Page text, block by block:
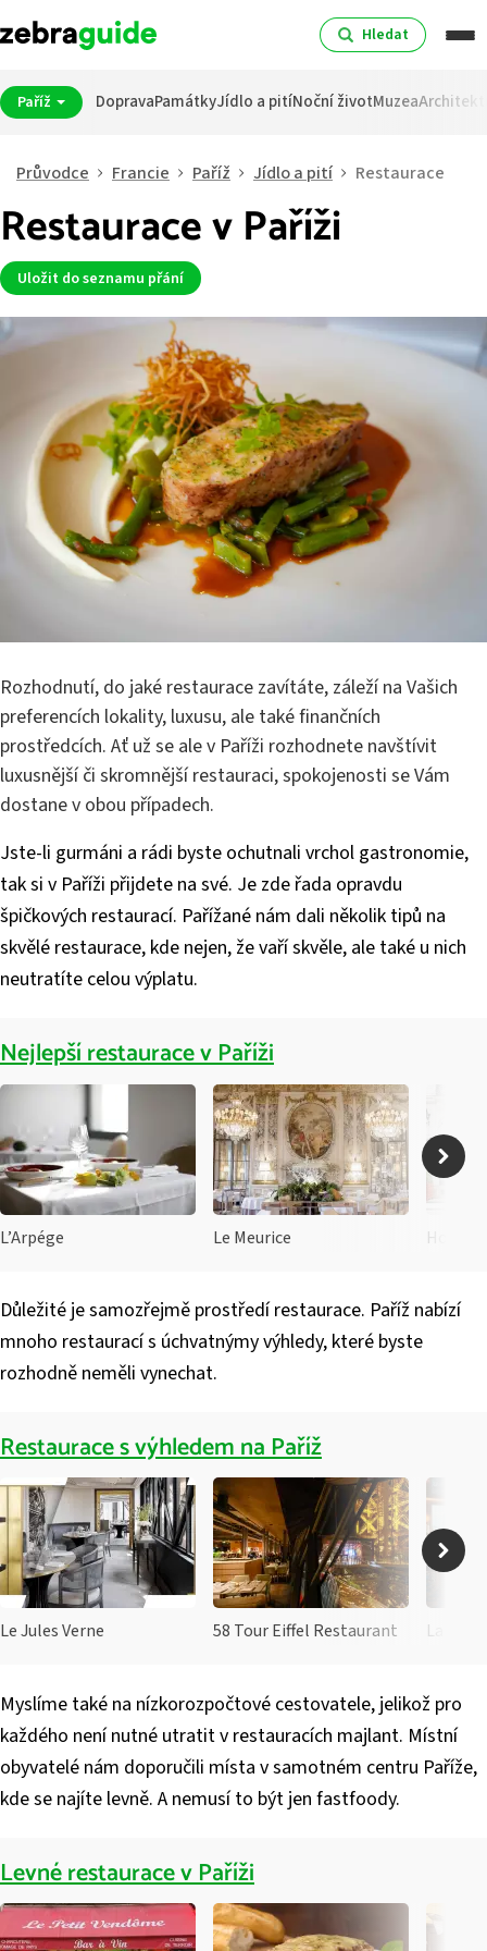
Hledat
Paříž DopravaPamátkyJídlo a pitíNoční životMuzea
Průvodce Francie Paříž Jídlo a pití Restaurace
Restaurace v Paříži
Uložit do seznamu přání
Rozhodnutí, do jaké restaurace zavítáte, záleží na Vašich
preferencích lokality, luxusu, ale také finančních
prostředcích. Ať už se ale v Paříži rozhodnete navštívit
luxusnější či skromnější restauraci, spokojenosti se Vám
dostane v obou případech.
Jste-li gurmáni a rádi byste ochutnali vrchol gastronomie,
tak si v Paříži přijdete na své. Je zde řada opravdu
špičkových restaurací. Pařížané nám dali několik tipů na
skvělé restaurace, kde nejen, že vaří skvěle, ale také u nich
neutratíte celou výplatu.
Nejlepší restaurace v Paříži
L’Arpége Le Meurice
Důležité je samozřejmě prostředí restaurace. Paříž nabízí
mnoho restaurací s úchvatnýmy výhledy, které byste
rozhodně neměli vynechat.
Restaurace s výhledem na Paříž
Le Jules Verne 58 Tour Eiffel Restaurant La tour
Myslíme také na nízkorozpočtové cestovatele, jelikož pro
každého není nutné utratit v restauracích majlant. Místní
obyvatelé nám doporučili místa v samotném centru Paříže,
kde se najíte levně. A nemusí to být jen fastfoody.
Levné restaurace v Paříži